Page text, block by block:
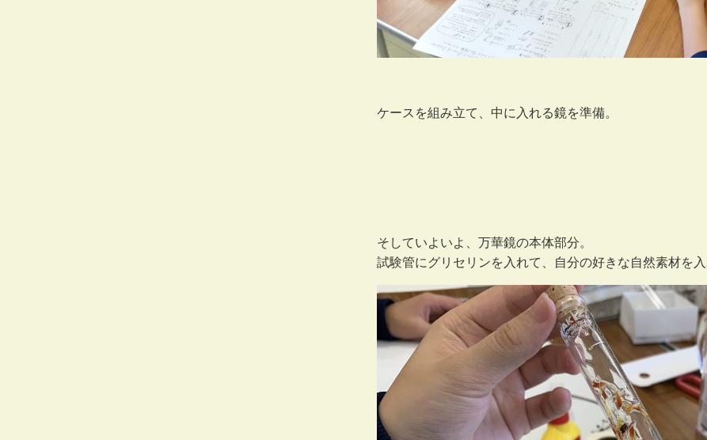
ケースを組み立て、中に入れる鏡を準備。
そしていよいよ、万華鏡の本体部分。
試験管にグリセリンを入れて、自分の好きな自然素材を入